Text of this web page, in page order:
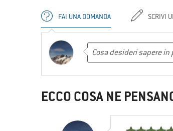
FAI UNA DOMANDA SCRIVI
ECCO COSA NE